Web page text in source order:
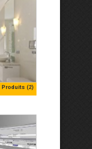
Produits (2)